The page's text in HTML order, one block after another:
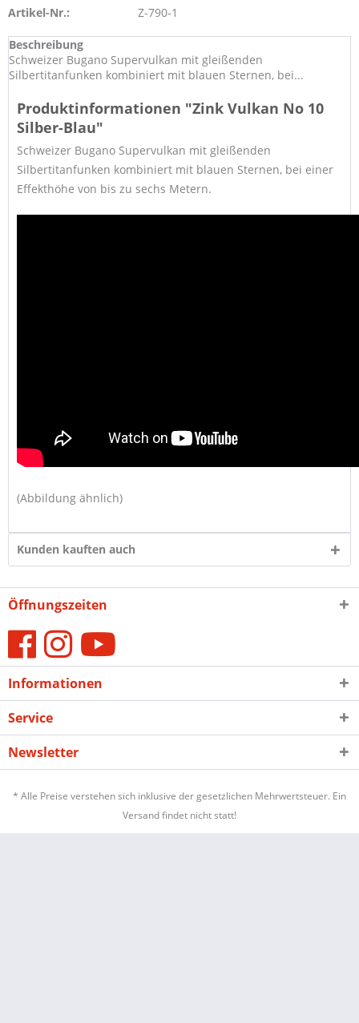
Artikel-Nr.: Z-790-1
Beschreibung
Schweizer Bugano Supervulkan mit gleißenden
Silbertitanfunken kombiniert mit blauen Sternen, bei...
Produktinformationen "Zink Vulkan No 10
Silber-Blau"
Schweizer Bugano Supervulkan mit gleißenden
Silbertitanfunken kombiniert mit blauen Sternen, bei einer
Effekthöhe von bis zu sechs Metern.
(Abbildung ähnlich)
Kunden kauften auch
Öffnungszeiten
Informationen
Service
Newsletter
* Alle Preise verstehen sich inklusive der gesetzlichen Mehrwertsteuer. Ein
Versand findet nicht statt!